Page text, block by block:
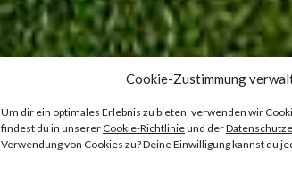
Cookie-Zustimmung
Um dir ein optimales Erlebnis zu bieten, verwenden wir
findest du in unserer Cookie-Richtlinieund der
Verwendung von Cookies zu? Deine Einwilligung kannst du